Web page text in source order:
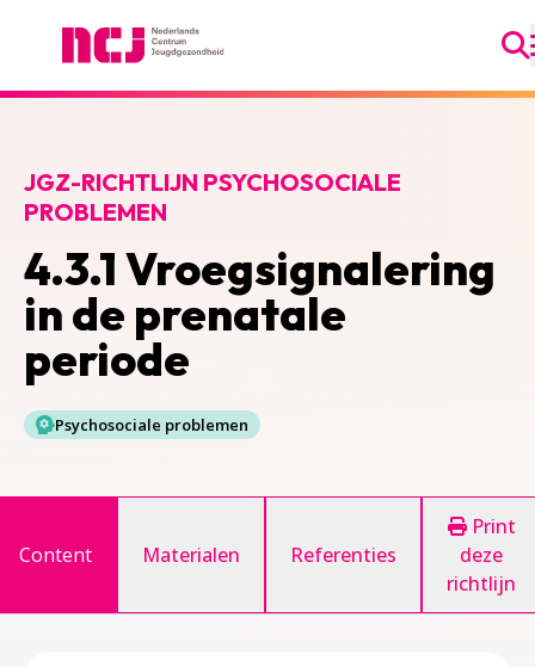
4.3.1 Vroegsignalering
in de prenatale
periode
JGZ-RICHTLIJN PSYCHOSOCIALE
PROBLEMEN
Psychosociale problemen
Content Materialen Referenties
Print
deze
richtlijn